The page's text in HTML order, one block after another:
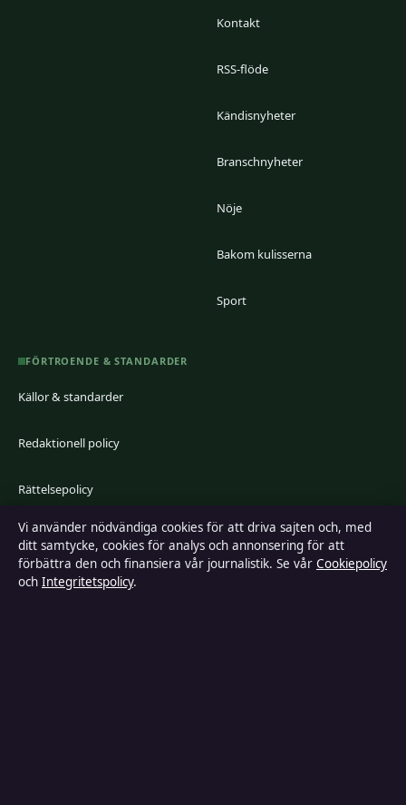
Kontakt
RSS-flöde
Kändisnyheter
Branschnyheter
Nöje
Bakom kulisserna
Sport
FÖRTROENDE & STANDARDER
Källor & standarder
Redaktionell policy
Rättelsepolicy
Faktagranskningspolicy
Ägande & finansiering
Vi använder nödvändiga cookies för att driva sajten och, med
ditt samtycke, cookies för analys och annonsering för att
förbättra den och finansiera vår journalistik. Se vår Cookiepolicy
och Integritetspolicy.